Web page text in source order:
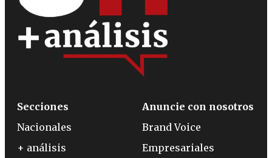
Secciones
Nacionales
+ análisis
Anuncie con nosotros
Brand Voice
Empresariales